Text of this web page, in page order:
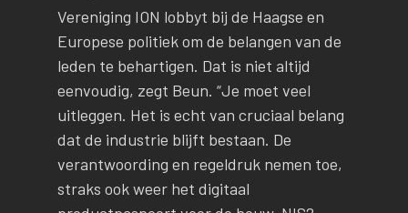
Vereniging ION lobbyt bij de Haagse en
Europese politiek om de belangen van de
leden te behartigen. Dat is niet altijd
eenvoudig, zegt Beun. “Je moet veel
uitleggen. Het is echt van cruciaal belang
dat de industrie blijft bestaan. De
verantwoording en regeldruk nemen toe,
straks ook weer het digitaal